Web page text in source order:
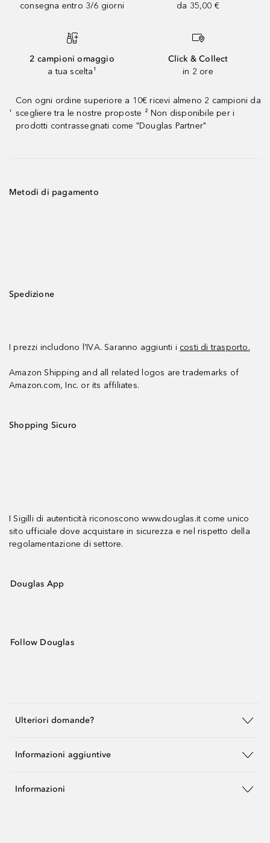
consegna entro 3/6 giorni da 35,00 €
2 campioni omaggio
a tua scelta¹
Click & Collect
in 2 ore
¹
Con ogni ordine superiore a 10€ ricevi almeno 2 campioni da
scegliere tra le nostre proposte ² Non disponibile per i
prodotti contrassegnati come "Douglas Partner"
Metodi di pagamento
Spedizione
I prezzi includono l’IVA. Saranno aggiunti i costi di trasporto.
Amazon Shipping and all related logos are trademarks of
Amazon.com, Inc. or its affiliates.
Shopping Sicuro
I Sigilli di autenticità riconoscono www.douglas.it come unico
sito ufficiale dove acquistare in sicurezza e nel rispetto della
regolamentazione di settore.
Douglas App
Follow Douglas
Ulteriori domande?
Informazioni aggiuntive
Informazioni